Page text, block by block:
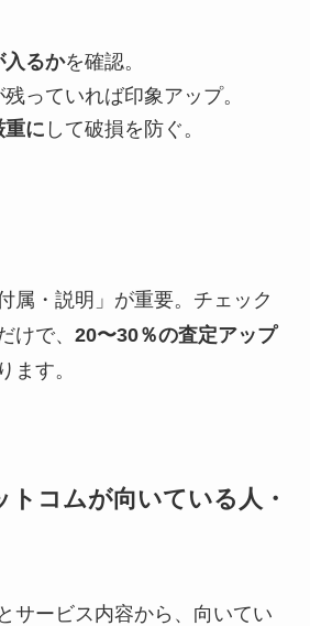
入るかを確認。
っていれば印象アップ。
重に して破損を防ぐ。
属・説明」が重要。チェック
けで、 20〜30％の査定アップ
ます。
トコムが向いている人・
サービス内容から、向いてい